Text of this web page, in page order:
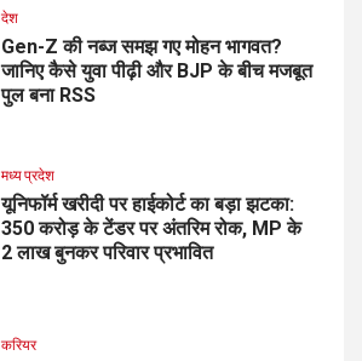
देश
Gen-Z की नब्ज समझ गए मोहन भागवत?
जानिए कैसे युवा पीढ़ी और BJP के बीच मजबूत
पुल बना RSS
मध्य प्रदेश
यूनिफॉर्म खरीदी पर हाईकोर्ट का बड़ा झटका:
350 करोड़ के टेंडर पर अंतरिम रोक, MP के
2 लाख बुनकर परिवार प्रभावित
करियर